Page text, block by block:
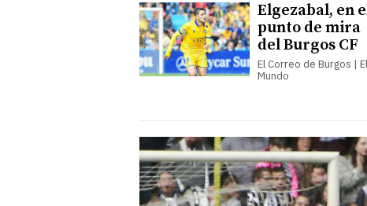
Elgezabal, en
punto de mira
del Burgos CF
El Correo de Burgos | El
Mundo